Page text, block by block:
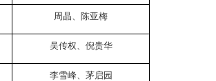
周晶、陈亚梅
吴传权、倪贵华
李雪峰、茅启园